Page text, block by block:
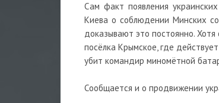
Сам факт появления
Киева о соблюдении Минских
доказывают это постоянно.
посёлка Крымское, где
убит командир миномётной
Сообщается и о продвижении